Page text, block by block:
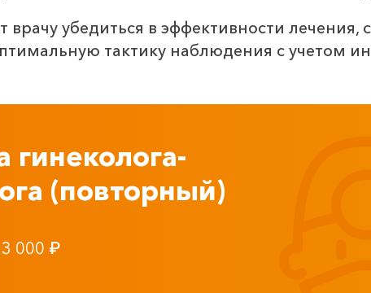
убедиться в эффективности
тактику наблюдения с учетом
гинеколога-
(повторный)
3 000 ₽